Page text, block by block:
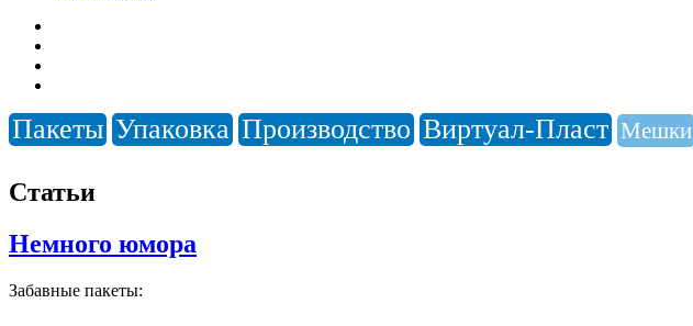
Пакеты Упаковка Производство Виртуал-Пласт Мешки
Статьи
Немного юмора
Забавные пакеты: